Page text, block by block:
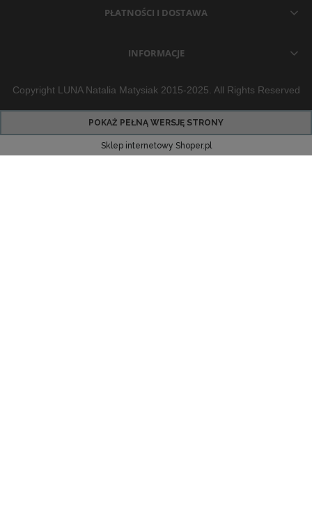
PŁATNOŚCI I DOSTAWA
INFORMACJE
Copyright LUNA Natalia Matysiak 2015-2025. All Rights Reserved
POKAŻ PEŁNĄ WERSJĘ STRONY
Sklep internetowy Shoper.pl